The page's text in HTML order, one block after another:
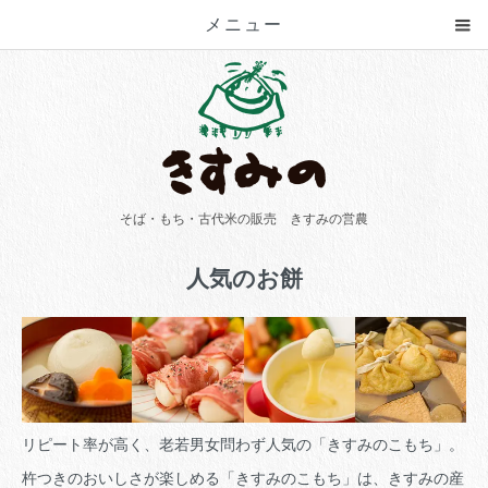
メニュー
そば・もち・古代米の販売 きすみの営農
人気のお餅
リピート率が高く、老若男女問わず人気の「きすみのこもち」。
杵つきのおいしさが楽しめる「きすみのこもち」は、きすみの産